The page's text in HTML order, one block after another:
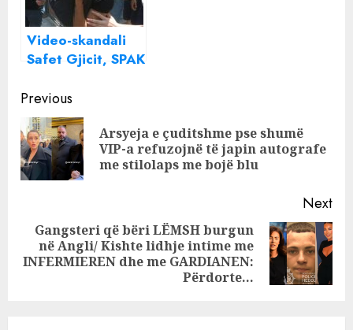
Video-skandali
Safet Gjicit, SPAK
“bashkëpunëtorët”
e Alma K.
Continue
Reading
Previous
Arsyeja e çuditshme pse shumë
VIP-a refuzojnë të japin autografe
me stilolaps me bojë blu
Next
Next
post:
Gangsteri që bëri LËMSH burgun
në Angli/ Kishte lidhje intime me
INFERMIEREN dhe me GARDIANEN:
Përdorte…